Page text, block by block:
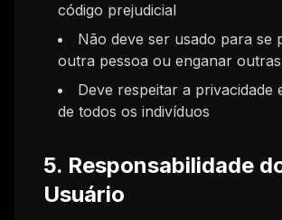
código prejudicial
Não deve ser usado para se
outra pessoa ou enganar
Deve respeitar a privacidade
de todos os indivíduos
5. Responsabilidade
Usuário